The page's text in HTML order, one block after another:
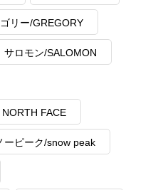
リー/GREGORY
サロモン/SALOMON
FACE
ーピーク/snow peak